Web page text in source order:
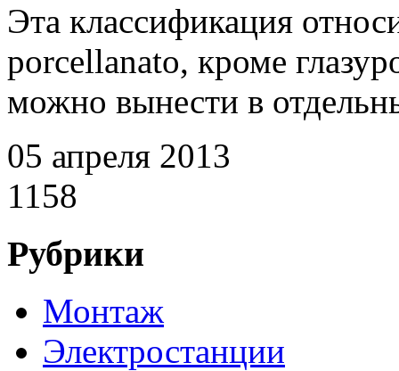
Эта классификация
porcellanato, кроме
можно вынести в
05 апреля 2013
1158
Рубрики
Монтаж
Электростанции